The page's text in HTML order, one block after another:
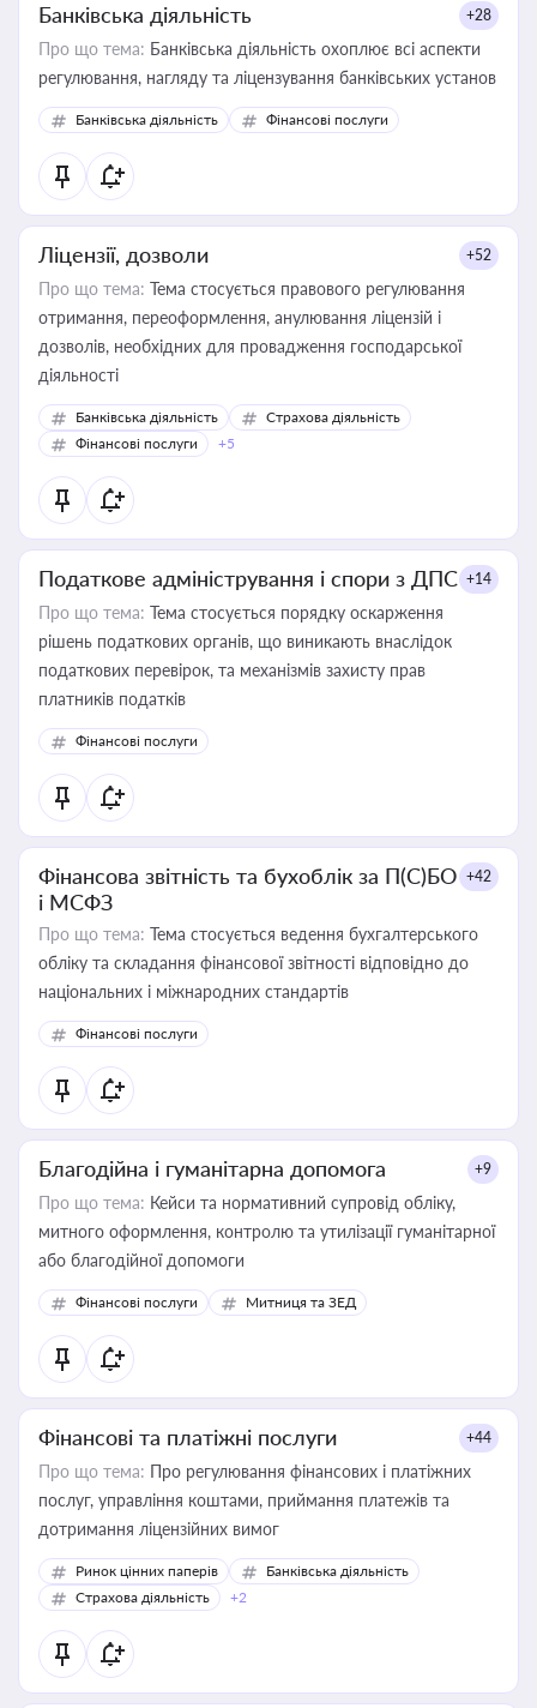
Банківська діяльність +28
Про що тема: Банківська діяльність охоплює всі аспекти
регулювання, нагляду та ліцензування банківських установ
Банківська діяльність Фінансові послуги
Ліцензії, дозволи +52
Про що тема: Тема стосується правового регулювання
отримання, переоформлення, анулювання ліцензій і
дозволів, необхідних для провадження господарської
діяльності
Банківська діяльність
Страхова діяльність
Фінансові послуги
+5
Податкове адміністрування і спори з ДПС +14
Про що тема: Тема стосується порядку оскарження
рішень податкових органів, що виникають внаслідок
податкових перевірок, та механізмів захисту прав
платників податків
Фінансові послуги
Фінансова звітність та бухоблік за П(С)БО
і МСФЗ
+42
Про що тема: Тема стосується ведення бухгалтерського
обліку та складання фінансової звітності відповідно до
національних і міжнародних стандартів
Фінансові послуги
Благодійна і гуманітарна допомога +9
Про що тема: Кейси та нормативний супровід обліку,
митного оформлення, контролю та утилізації гуманітарної
або благодійної допомоги
Фінансові послуги Митниця та ЗЕД
Фінансові та платіжні послуги +44
Про що тема: Про регулювання фінансових і платіжних
послуг, управління коштами, приймання платежів та
дотримання ліцензійних вимог
Ринок цінних паперів
Банківська діяльність
Страхова діяльність
+2